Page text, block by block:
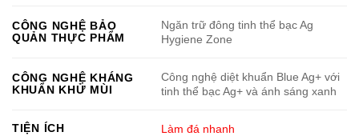
CÔNG NGHỆ BẢO
QUẢN THỰC PHẨM
Ngăn trữ đông tinh thể bạc Ag
Hygiene Zone
CÔNG NGHỆ KHÁNG
KHUẨN KHỬ MÙI
Công nghệ diệt khuẩn Blue Ag+ với
tinh thể bạc Ag+ và ánh sáng xanh
TIỆN ÍCH Làm đá nhanh